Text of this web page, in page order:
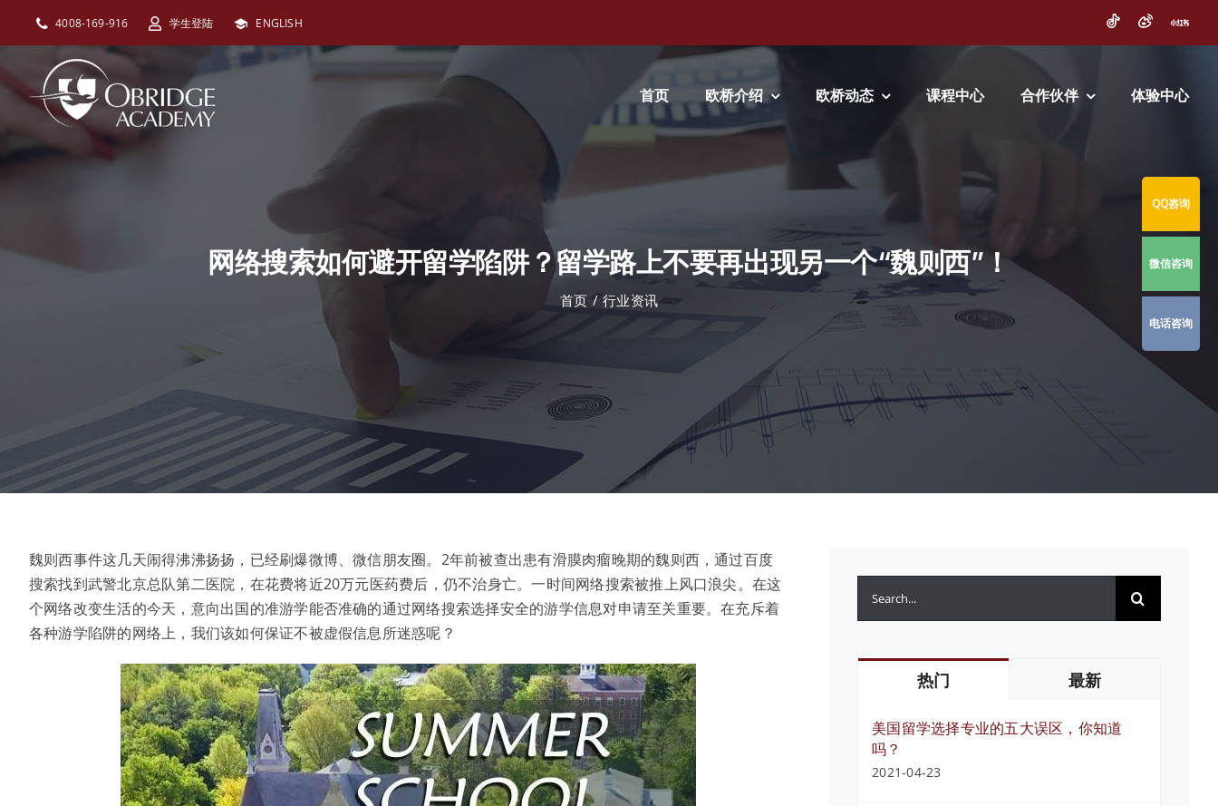
4008-169-916 学生登陆 ENGLISH
首页 欧桥介绍 欧桥动态 课程中心 合作伙伴 体验中心
网络搜索如何避开留学陷阱？留学路上不要再出现另一个“魏则西”！
首页 行业资讯
魏则西事件这几天闹得沸沸扬扬，已经刷爆微博、微信朋友圈。2年前被查出患有滑膜肉瘤晚期的魏则西，通过百度
搜索找到武警北京总队第二医院，在花费将近20万元医药费后，仍不治身亡。一时间网络搜索被推上风口浪尖。在这
个网络改变生活的今天，意向出国的准游学能否准确的通过网络搜索选择安全的游学信息对申请至关重要。在充斥着
各种游学陷阱的网络上，我们该如何保证不被虚假信息所迷惑呢？
热门 最新
美国留学选择专业的五大误区，你知道
吗？
2021-04-23
QQ咨询
微信咨询
电话咨询